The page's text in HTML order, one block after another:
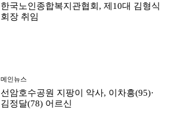
한국노인종합복지관협회, 제10대 김형식
회장 취임
메인뉴스
선암호수공원 지팡이 악사, 이차흥(95)·
김정달(78) 어르신